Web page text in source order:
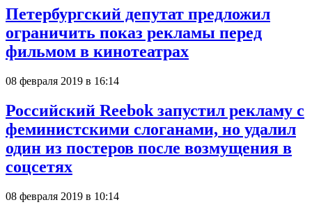
Петербургский депутат предложил
ограничить показ рекламы перед
фильмом в кинотеатрах
08 февраля 2019 в 16:14
Российский Reebok запустил рекламу с
феминистскими слоганами, но удалил
один из постеров после возмущения в
соцсетях
08 февраля 2019 в 10:14